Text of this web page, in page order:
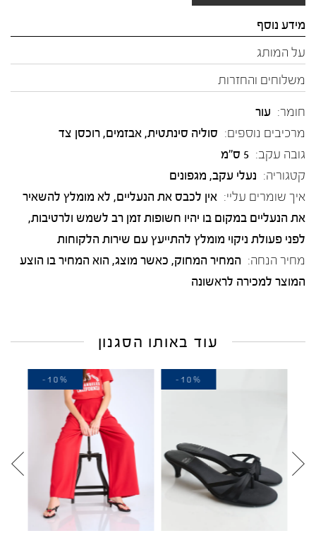
מידע נוסף
על המותג
משלוחים והחזרות
חומר: עור
מרכיבים נוספים: סוליה סינתטית, אבזמים, רוכסן צד
גובה עקב: 5 ס"מ
קטגוריה: נעלי עקב, מגפונים
איך שומרים עליי: אין לכבס את הנעליים, לא מומלץ להשאיר
את הנעליים במקום בו יהיו חשופות זמן רב לשמש ולרטיבות,
לפני פעולת ניקוי מומלץ להתייעץ עם שירות הלקוחות
מחיר הנחה: המחיר המחוק, כאשר מוצג, הוא המחיר בו הוצע
המוצר למכירה לראשונה
עוד באותו הסגנון
-10%
-10%